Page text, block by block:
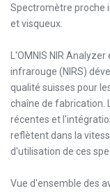
Spectromètre proche
et visqueux.
L'OMNIS NIR
infrarouge (NIRS)
qualité suisses pour
chaîne de fabrication.
récentes et
reflètent dans la
d'utilisation de ces
Vue d'ensemble des